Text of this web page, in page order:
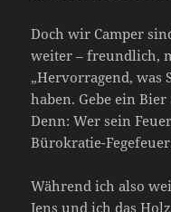
Doch wir Camper
weiter – freundlich,
„Hervorragend, was
haben. Gebe ein Bier
Denn: Wer sein
Bürokratie-
Während ich also
Jens und ich das